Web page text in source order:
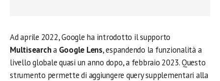
Ad aprile 2022, Google ha introdotto il supporto
Multisearcha Google Lens, espandendo la funzionalità a
livello globale quasi un anno dopo, a febbraio 2023. Questo
strumento permette di aggiungere query supplementari alla